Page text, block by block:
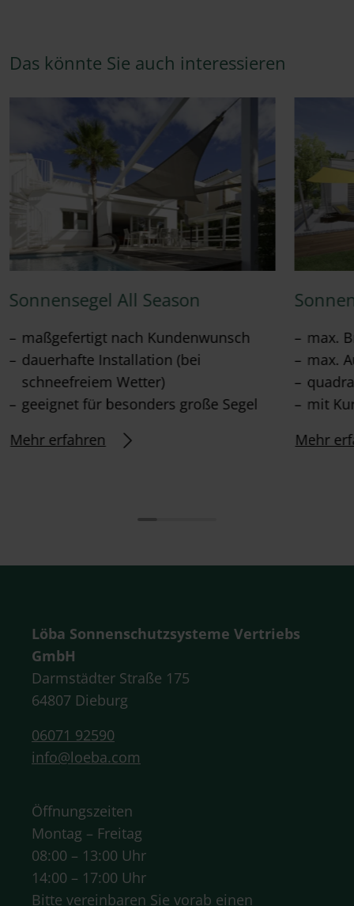
Das könnte Sie auch interessieren
Sonnensegel All Season
maßgefertigt nach Kundenwunsch
dauerhafte Installation (bei
schneefreiem Wetter)
geeignet für besonders große Segel
Mehr erfahren
max.
max.
mit
Mehr
Löba Sonnenschutzsysteme Vertriebs
GmbH
Darmstädter Straße 175
64807 Dieburg
06071 92590
info@loeba.com
Öffnungszeiten
Montag – Freitag
08:00 – 13:00 Uhr
14:00 – 17:00 Uhr
Bitte vereinbaren Sie vorab einen